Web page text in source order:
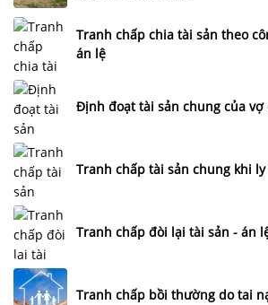
Tranh chấp chia tài sản theo
án lệ
Định đoạt tài sản chung của vợ
Tranh chấp tài sản chung khi
Tranh chấp đòi lại tài sản - án
Tranh chấp bồi thường do tai